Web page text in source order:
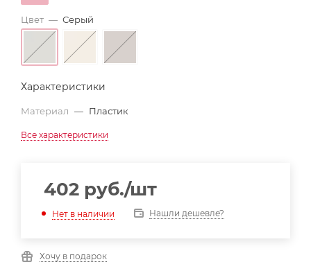
Цвет — Серый
Характеристики
Материал — Пластик
Все характеристики
402 руб./шт
Нет в наличии Нашли дешевле?
Хочу в подарок